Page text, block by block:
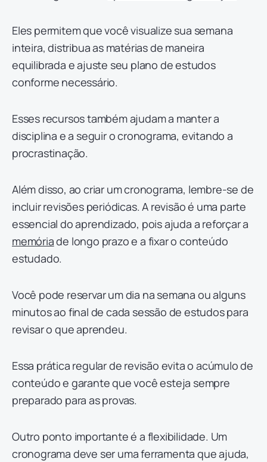
Eles permitem que você visualize sua semana
inteira, distribua as matérias de maneira
equilibrada e ajuste seu plano de estudos
conforme necessário.
Esses recursos também ajudam a manter a
disciplina e a seguir o cronograma, evitando a
procrastinação.
Além disso, ao criar um cronograma, lembre-se de
incluir revisões periódicas. A revisão é uma parte
essencial do aprendizado, pois ajuda a reforçar a
memóriade longo prazo e a fixar o conteúdo
estudado.
Você pode reservar um dia na semana ou alguns
minutos ao final de cada sessão de estudos para
revisar o que aprendeu.
Essa prática regular de revisão evita o acúmulo de
conteúdo e garante que você esteja sempre
preparado para as provas.
Outro ponto importante é a flexibilidade. Um
cronograma deve ser uma ferramenta que ajuda,